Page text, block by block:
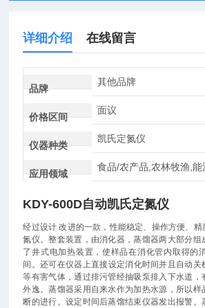
详细介绍 在线留言
品牌
其他品牌
价格区间
面议
仪器种类
凯氏定氮仪
应用领域
食品/农产品,农林牧渔,能
KDY-600D自动凯氏定氮仪
经过设计 改进的一款，性能稳定、操作方便、
氮仪。整套装置，由消化器，蒸馏器两大部分组
了井式电加热装置，使样品在消化管内取得的
间。还可在仪器上直接设定消化时间并且自动关
等有害气体，通过排污管经抽吸泵排入下水道，
外逸。蒸馏器采用自来水作为加热水源，所以样
断的进行。设定时间后蒸馏结束仪器发出报警。